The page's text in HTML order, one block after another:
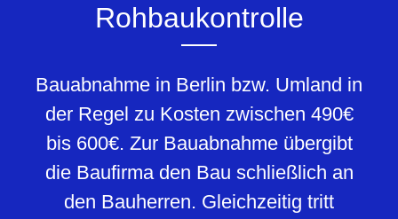
Rohbaukontrolle
Bauabnahme in Berlin bzw. Umland in
der Regel zu Kosten zwischen 490€
bis 600€. Zur Bauabnahme übergibt
die Baufirma den Bau schließlich an
den Bauherren. Gleichzeitig tritt